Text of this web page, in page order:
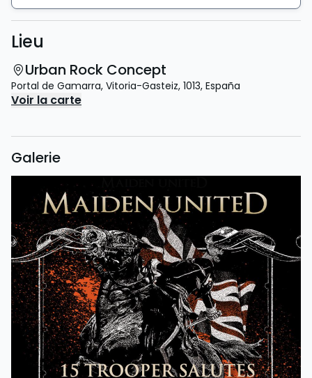
Lieu
Urban Rock Concept
Portal de Gamarra, Vitoria-Gasteiz, 1013, España
Voir la carte
Galerie